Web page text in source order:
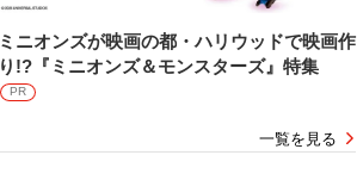
ミニオンズが映画の都・ハリウッドで映画作
り!?『ミニオンズ＆モンスターズ』特集
PR
一覧を見る